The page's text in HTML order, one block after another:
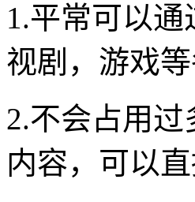
1.平常可以
视剧，游戏
2.不会占用
内容，可以